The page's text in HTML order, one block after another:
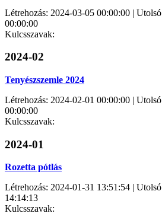
Létrehozás: 2024-03-05 00:00:00 |
00:00:00
Kulcsszavak:
2024-02
Tenyészszemle 2024
Létrehozás: 2024-02-01 00:00:00 |
00:00:00
Kulcsszavak:
2024-01
Rozetta pótlás
Létrehozás: 2024-01-31 13:51:54 |
14:14:13
Kulcsszavak: